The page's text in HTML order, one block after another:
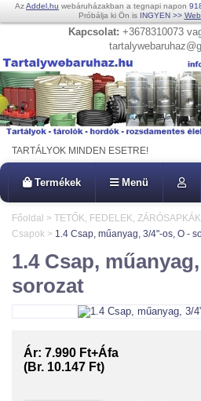
AzAddel.hu webáruházakban a tegnapi napon
Próbálja ki Ön is INGYEN >>
Kapcsolat: +3678310073
TARTÁLYOK MINDEN ESETRE!
Termékek Menü
Főoldal > TETŐK, FEDELEK,
Csapok > 1.4 Csap, műanyag, 3/4"-os, O -
1.4 Csap,
sorozat
Ár: 7.990 Ft+Áfa
(Br. 10.147 Ft)